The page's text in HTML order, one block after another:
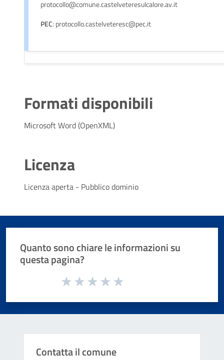
protocollo@comune.castelveteresulcalore.av.it
PEC: protocollo.castelveteresc@pec.it
Formati disponibili
Microsoft Word (OpenXML)
Licenza
Licenza aperta - Pubblico dominio
Quanto sono chiare le informazioni su
questa pagina?
Valuta da 1 a 5 stelle la pagina
Contatta il comune